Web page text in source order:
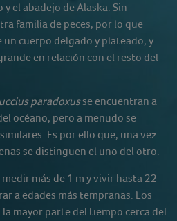
el abadejo de Alaska. Sin
familia de peces, por lo que
un cuerpo delgado y plateado, y
en relación con el resto del
paradoxusse encuentran a
océano, pero a menudo se
Es por ello que, una vez
se distinguen el uno del otro.
más de 1 m y vivir hasta 22
a edades más tempranas. Los
mayor parte del tiempo cerca del